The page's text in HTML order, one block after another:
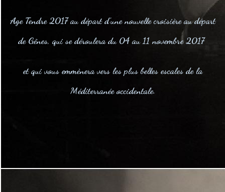
Age Tendre 2017au départd’une nouvelle croisière au départ
de Gênes,qui se déroulera du04 au 11 novembre 2017
et qui vous emmènera vers les plus belles escales de la
Méditerranée occidentale.